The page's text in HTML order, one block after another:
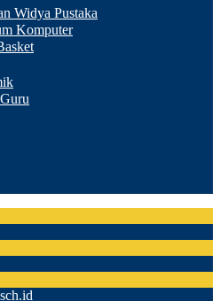
Widya Pustaka
Komputer